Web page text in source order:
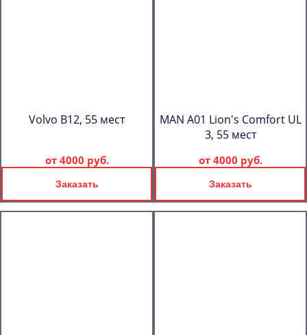
Volvo B12, 55 мест
от 4000 руб.
Заказать
MAN A01 Lion's Comfort UL
3, 55 мест
от 4000 руб.
Заказать